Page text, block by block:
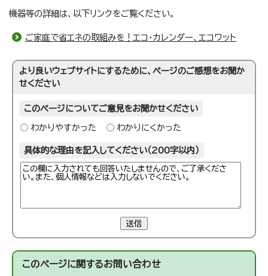
機器等の詳細は、以下リンクをご覧ください。
ご家庭で省エネの取組みを！エコ・カレンダー、エコワット
より良いウェブサイトにするために、ページのご感想をお聞か
せください
このページについてご意見をお聞かせください
わかりやすかった わかりにくかった
具体的な理由を記入してください（200字以内）
送信
このページに関するお問い合わせ